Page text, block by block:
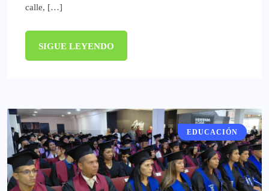
calle, […]
SIGUE LEYENDO
EDUCACIÓN